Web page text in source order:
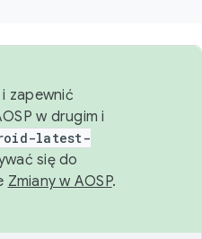
zapewnić
w drugim i
latest-
się do
Zmiany w AOSP.